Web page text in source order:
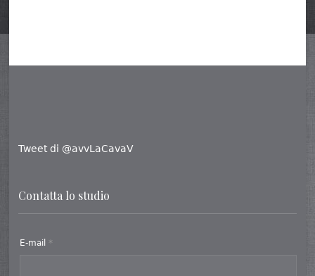
Tweet di @avvLaCavaV
Contatta lo studio
E-mail *